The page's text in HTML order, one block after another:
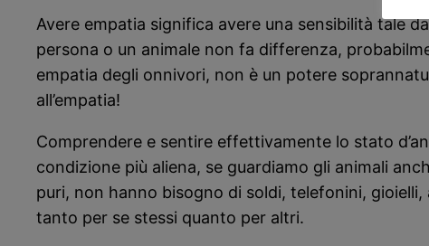
Avere empatia significa avere una sensibilità tale
persona o un animale non fa differenza,
empatia degli onnivori, non è un potere
all’empatia!
Comprendere e sentire effettivamente lo stato
condizione più aliena, se guardiamo gli animali
puri, non hanno bisogno di soldi, telefonini,
tanto per se stessi quanto per altri.